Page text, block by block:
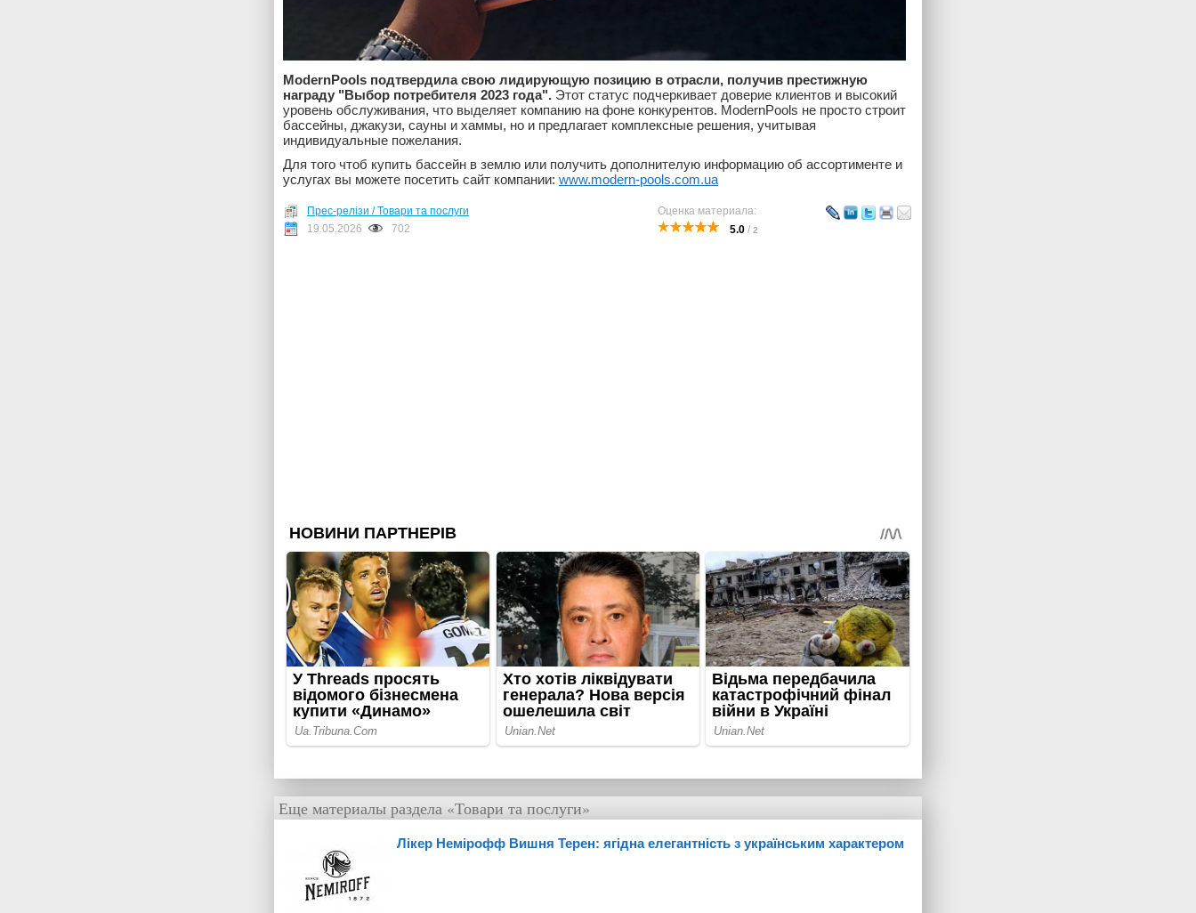
ModernPools подтвердила свою лидирующую позицию в отрасли, получив престижную
награду "Выбор потребителя 2023 года". Этот статус подчеркивает доверие клиентов и высокий
уровень обслуживания, что выделяет компанию на фоне конкурентов. ModernPools не просто строит
бассейны, джакузи, сауны и хаммы, но и предлагает комплексные решения, учитывая
индивидуальные пожелания.
Для того чтоб купить бассейн в землю или получить дополнителую информацию об ассортименте и
услугах вы можете посетить сайт компании: www.modern-pools.com.ua
Оценка материала:
5.0 / 2
Прес-релізи / Товари та послуги
19.05.2026
702
Еще материалы раздела «Товари та послуги»
Лікер Немірофф Вишня Терен: ягідна елегантність з українським характером